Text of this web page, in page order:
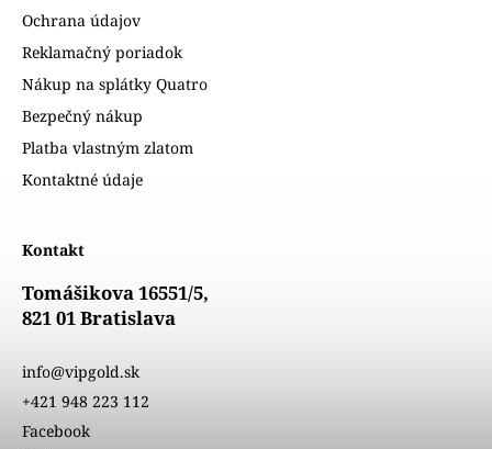
Ochrana údajov
Reklamačný poriadok
Nákup na splátky Quatro
Bezpečný nákup
Platba vlastným zlatom
Kontaktné údaje
Kontakt
Tomášikova 16551/5,
821 01 Bratislava
info@vipgold.sk
+421 948 223 112
Facebook